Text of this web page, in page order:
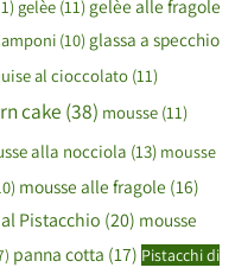
gelèe (11) gelèe alle fragole
(10) glassa a specchio
al cioccolato (11)
cake (38) mousse (11)
alla nocciola (13) mousse
mousse alle fragole (16)
Pistacchio (20) mousse
panna cotta (17) Pistacchi di